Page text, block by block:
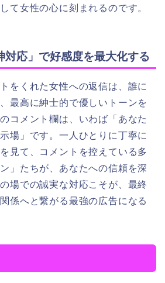
て女性の心に刻まれるのです。
対応」で好感度を最大化する
をくれた女性への返信は、誰に
最高に紳士的で優しいトーンを
コメント欄は、いわば「あなた
場」です。一人ひとりに丁寧に
見て、コメントを控えている多
」たちが、あなたへの信頼を深
場での誠実な対応こそが、最終
係へと繋がる最強の広告になる